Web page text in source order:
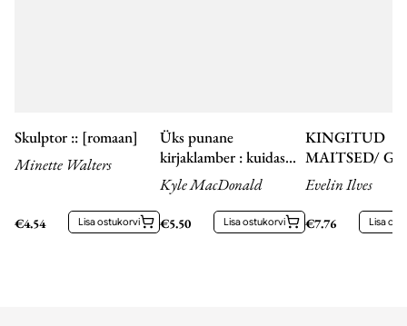
Skulptor :: [romaan]
Minette Walters
€4.54 Lisa ostukorvi
Üks punane
kirjaklamber : kuidas
tillukesest kirjatarbest
sai alguse suur seiklus
Kyle MacDonald
€5.50 Lisa ostukorvi
KINGITUD
MAITSED/
TASTE
Evelin Ilves
€7.76 Lisa